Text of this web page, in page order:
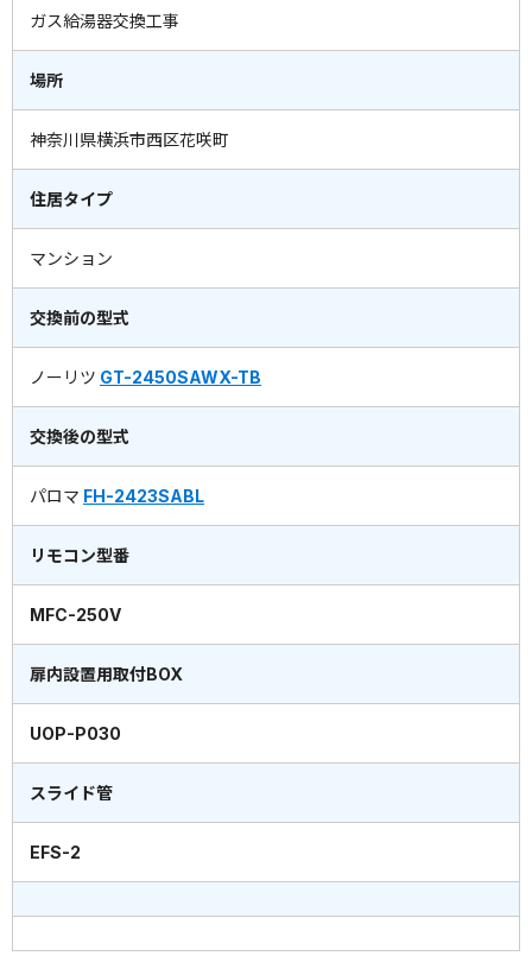
ガス給湯器交換工事
場所
神奈川県横浜市西区花咲町
住居タイプ
マンション
交換前の型式
ノーリツ GT-2450SAWX-TB
交換後の型式
パロマ FH-2423SABL
リモコン型番
MFC-250V
扉内設置用取付BOX
UOP-P030
スライド管
EFS-2